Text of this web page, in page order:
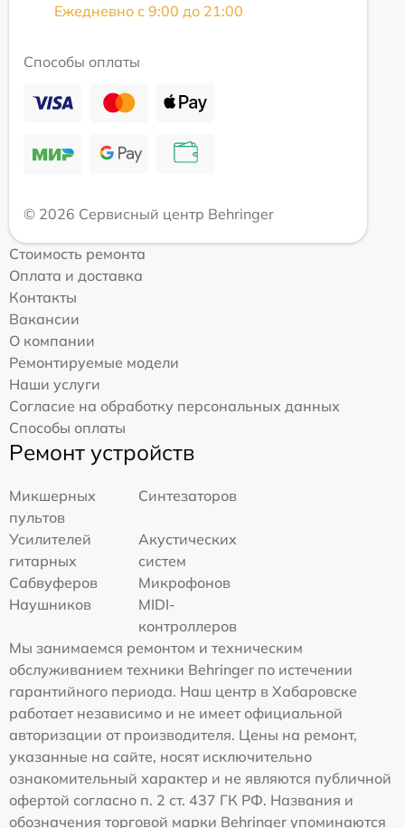
Ежедневно с 9:00 до 21:00
Способы оплаты
© 2026 Сервисный центр Behringer
Стоимость ремонта
Оплата и доставка
Контакты
Вакансии
О компании
Ремонтируемые модели
Наши услуги
Согласие на обработку персональных данных
Способы оплаты
Ремонт устройств
Микшерных
пультов
Синтезаторов
Усилителей
гитарных
Акустических
систем
Сабвуферов
Микрофонов
Наушников
MIDI-
контроллеров
Мы занимаемся ремонтом и техническим
обслуживанием техники Behringer по истечении
гарантийного периода. Наш центр в Хабаровске
работает независимо и не имеет официальной
авторизации от производителя. Цены на ремонт,
указанные на сайте, носят исключительно
ознакомительный характер и не являются публичной
офертой согласно п. 2 ст. 437 ГК РФ. Названия и
обозначения торговой марки Behringer упоминаются